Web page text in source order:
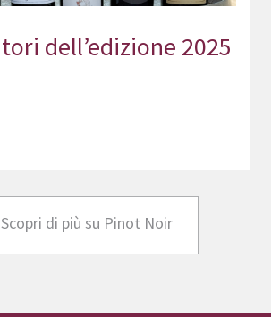
dell’edizione 2025
Scopri di più su Pinot Noir